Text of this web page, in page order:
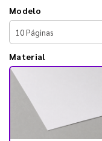
Modelo
Material